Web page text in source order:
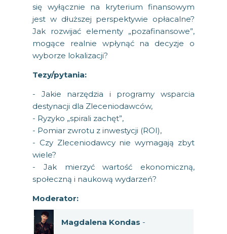
się wyłącznie na kryterium finansowym
jest w dłuższej perspektywie opłacalne?
Jak rozwijać elementy „pozafinansowe”,
mogące realnie wpłynąć na decyzje o
wyborze lokalizacji?
Tezy/pytania:
- Jakie narzędzia i programy wsparcia
destynacji dla Zleceniodawców,
- Ryzyko „spirali zachęt”,
- Pomiar zwrotu z inwestycji (ROI),
- Czy Zleceniodawcy nie wymagają zbyt
wiele?
- Jak mierzyć wartość ekonomiczną,
społeczną i naukową wydarzeń?
Moderator:
Magdalena Kondas -